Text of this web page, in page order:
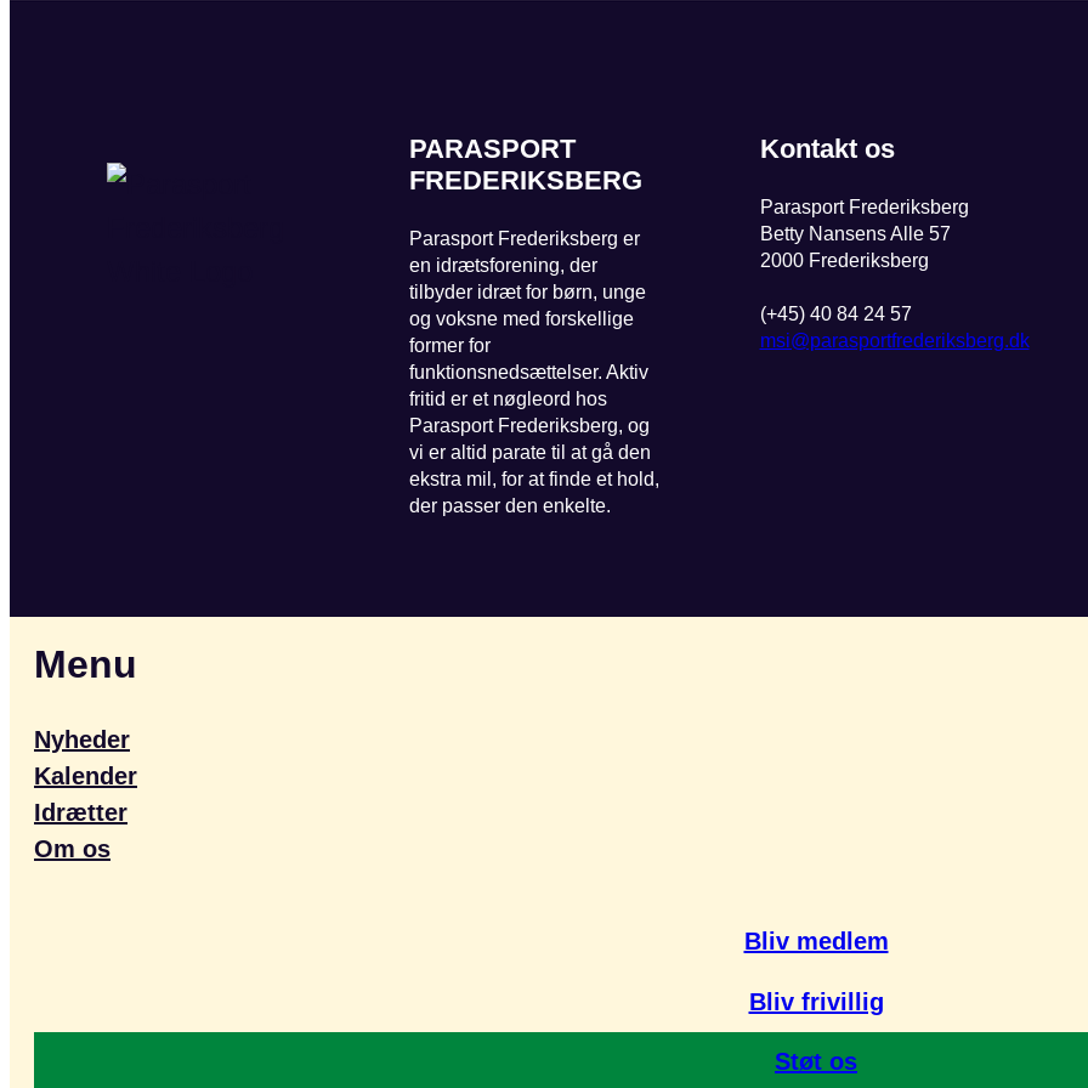
PARASPORT
FREDERIKSBERG
Parasport Frederiksberg er
en idrætsforening, der
tilbyder idræt for børn, unge
og voksne med forskellige
former for
funktionsnedsættelser. Aktiv
fritid er et nøgleord hos
Parasport Frederiksberg, og
vi er altid parate til at gå den
ekstra mil, for at finde et hold,
der passer den enkelte.
Kontakt os
Parasport Frederiksberg
Betty Nansens Alle 57
2000 Frederiksberg
(+45) 40 84 24 57
msi@parasportfrederiksberg.dk
Menu
Nyheder
Kalender
Idrætter
Om os
Bliv medlem
Bliv frivillig
Støt os